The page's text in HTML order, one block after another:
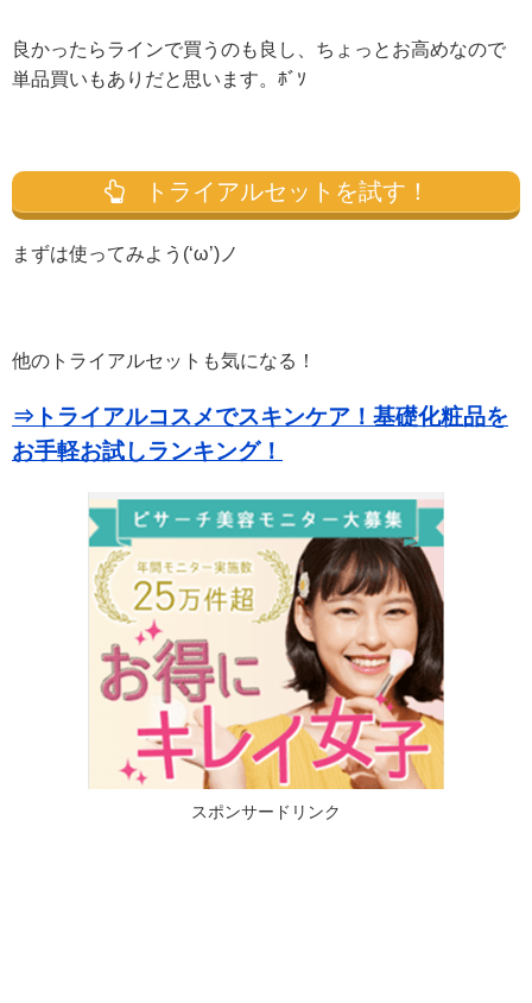
良かったらラインで買うのも良し、ちょっとお高めなので
単品買いもありだと思います。ﾎﾞｿ
トライアルセットを試す！
まずは使ってみよう(‘ω’)ノ
他のトライアルセットも気になる！
⇒トライアルコスメでスキンケア！基礎化粧品を
お手軽お試しランキング！
スポンサードリンク